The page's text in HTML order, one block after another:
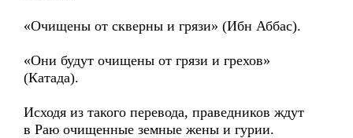
«Очищены от скверны и грязи» (Ибн Аббас).
«Они будут очищены от грязи и грехов»
(Катада).
Исходя из такого перевода, праведников ждут
в Раю очищенные земные жены и гурии.